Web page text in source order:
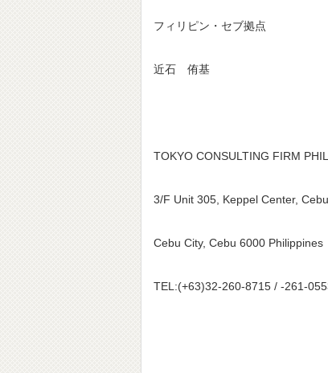
フィリピン・セブ拠点
近石 侑基
TOKYO CONSULTING FIRM
3/F Unit 305, Keppel Center,
Cebu City, Cebu 6000 Philippines
TEL:(+63)32-260-8715 / -261-